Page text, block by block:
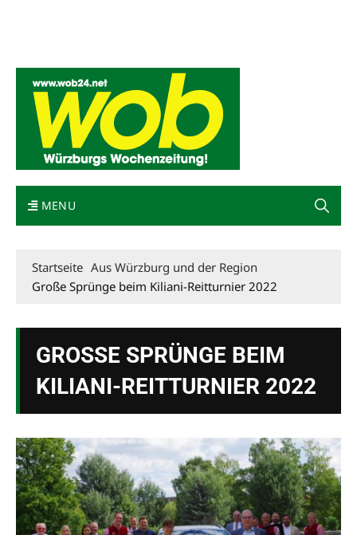
MENU
Startseite Aus Würzburg und der Region
Große Sprünge beim Kiliani-Reitturnier 2022
GROSSE SPRÜNGE BEIM K
ILIANI-REITTURNIER 2022